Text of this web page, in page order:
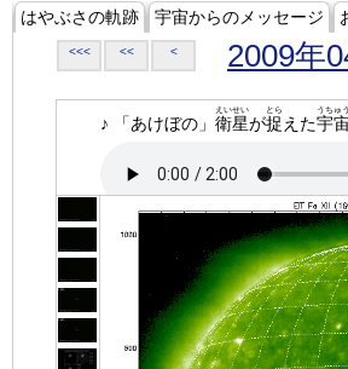
はやぶさの軌跡 宇宙からのメッセージ
<<< << < 2009年
♪ 「あけぼの」 衛星
えいせい
が捉
とら
えた宇
うちゅう